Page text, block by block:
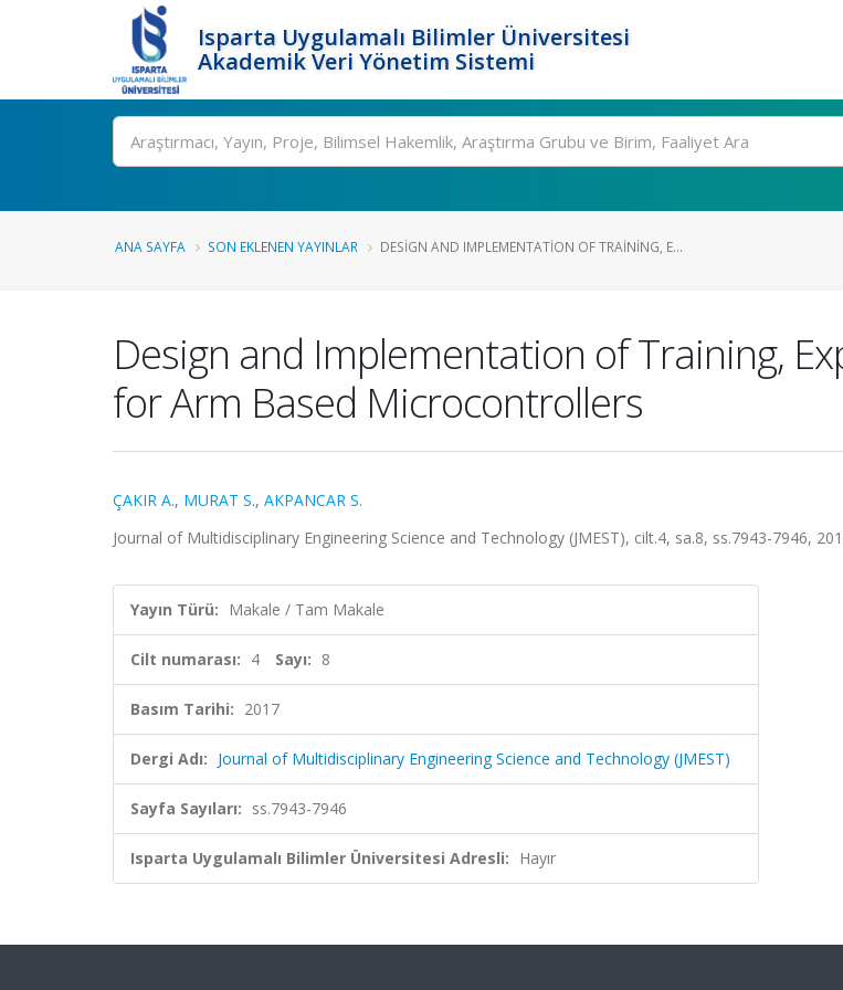
Isparta Uygulamalı Bilimler Üniversitesi
Akademik Veri Yönetim Sistemi
Ara
ANA SAYFA SON EKLENEN YAYINLAR DESIGN AND IMPLEMENTATION OF TRAINING, E...
Design and Implementation of Training,
for Arm Based Microcontrollers
ÇAKIR A., MURAT S., AKPANCAR S.
Journal of Multidisciplinary Engineering Science and Technology (JMEST), cilt.4, sa.8, ss.7943-7946,
Yayın Türü: Makale / Tam Makale
Cilt numarası: 4 Sayı: 8
Basım Tarihi: 2017
Dergi Adı: Journal of Multidisciplinary Engineering Science and Technology (JMEST)
Sayfa Sayıları: ss.7943-7946
Isparta Uygulamalı Bilimler Üniversitesi Adresli: Hayır